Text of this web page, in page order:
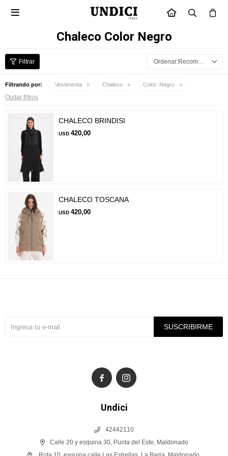
INICIO

Chaleco Color Negro
Recomendados
Filtrando por: Vestimenta Chaleco Color: Negro
Quitar filtros
CHALECO BRINDISI
USD 420,00
CHALECO TOSCANA
USD 420,00
Undici
42442110
Calle 20 y esquina 30, Punta del Este, Maldonado
SUSCRIBIRME
 